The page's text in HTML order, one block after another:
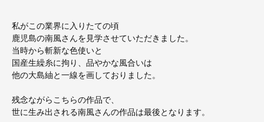
私がこの業界に入りたての頃
鹿児島の南風さんを見学させていただきました。
当時から斬新な色使いと
国産生繰糸に拘り、品やかな風合いは
他の大島紬と一線を画しておりました。
残念ながらこちらの作品で、
世に生み出される南風さんの作品は最後となります。